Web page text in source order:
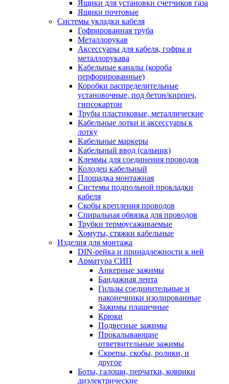
Ящики для установки счетчиков газа
Ящики почтовые
Системы укладки кабеля
Гофрированная труба
Металлорукав
Аксессуары для кабеля, гофры и
металлорукава
Кабельные каналы (короба
перфорированные)
Коробки распределительные
установочные, под бетон/кирпич,
гипсокартон
Трубы пластиковые, металлические
Кабельные лотки и аксессуары к
лотку
Кабельные маркеры
Кабельный ввод (сальник)
Клеммы для соединения проводов
Колодец кабельный
Площадка монтажная
Системы подпольной прокладки
кабеля
Скобы крепления проводов
Спиральная обвязка для проводов
Трубки термоусаживаемые
Хомуты, стяжки кабельные
Изделия для монтажа
DIN-рейка и принадлежности к ней
Арматура СИП
Анкерные зажимы
Бандажная лента
Гильзы соединительные и
наконечники изолированные
Зажимы плашечные
Крюки
Подвесные зажимы
Прокалывающие
ответвительные зажимы
Скрепы, скобы, ролики, и
другое
Боты, галоши, перчатки, коврики
диэлектрические